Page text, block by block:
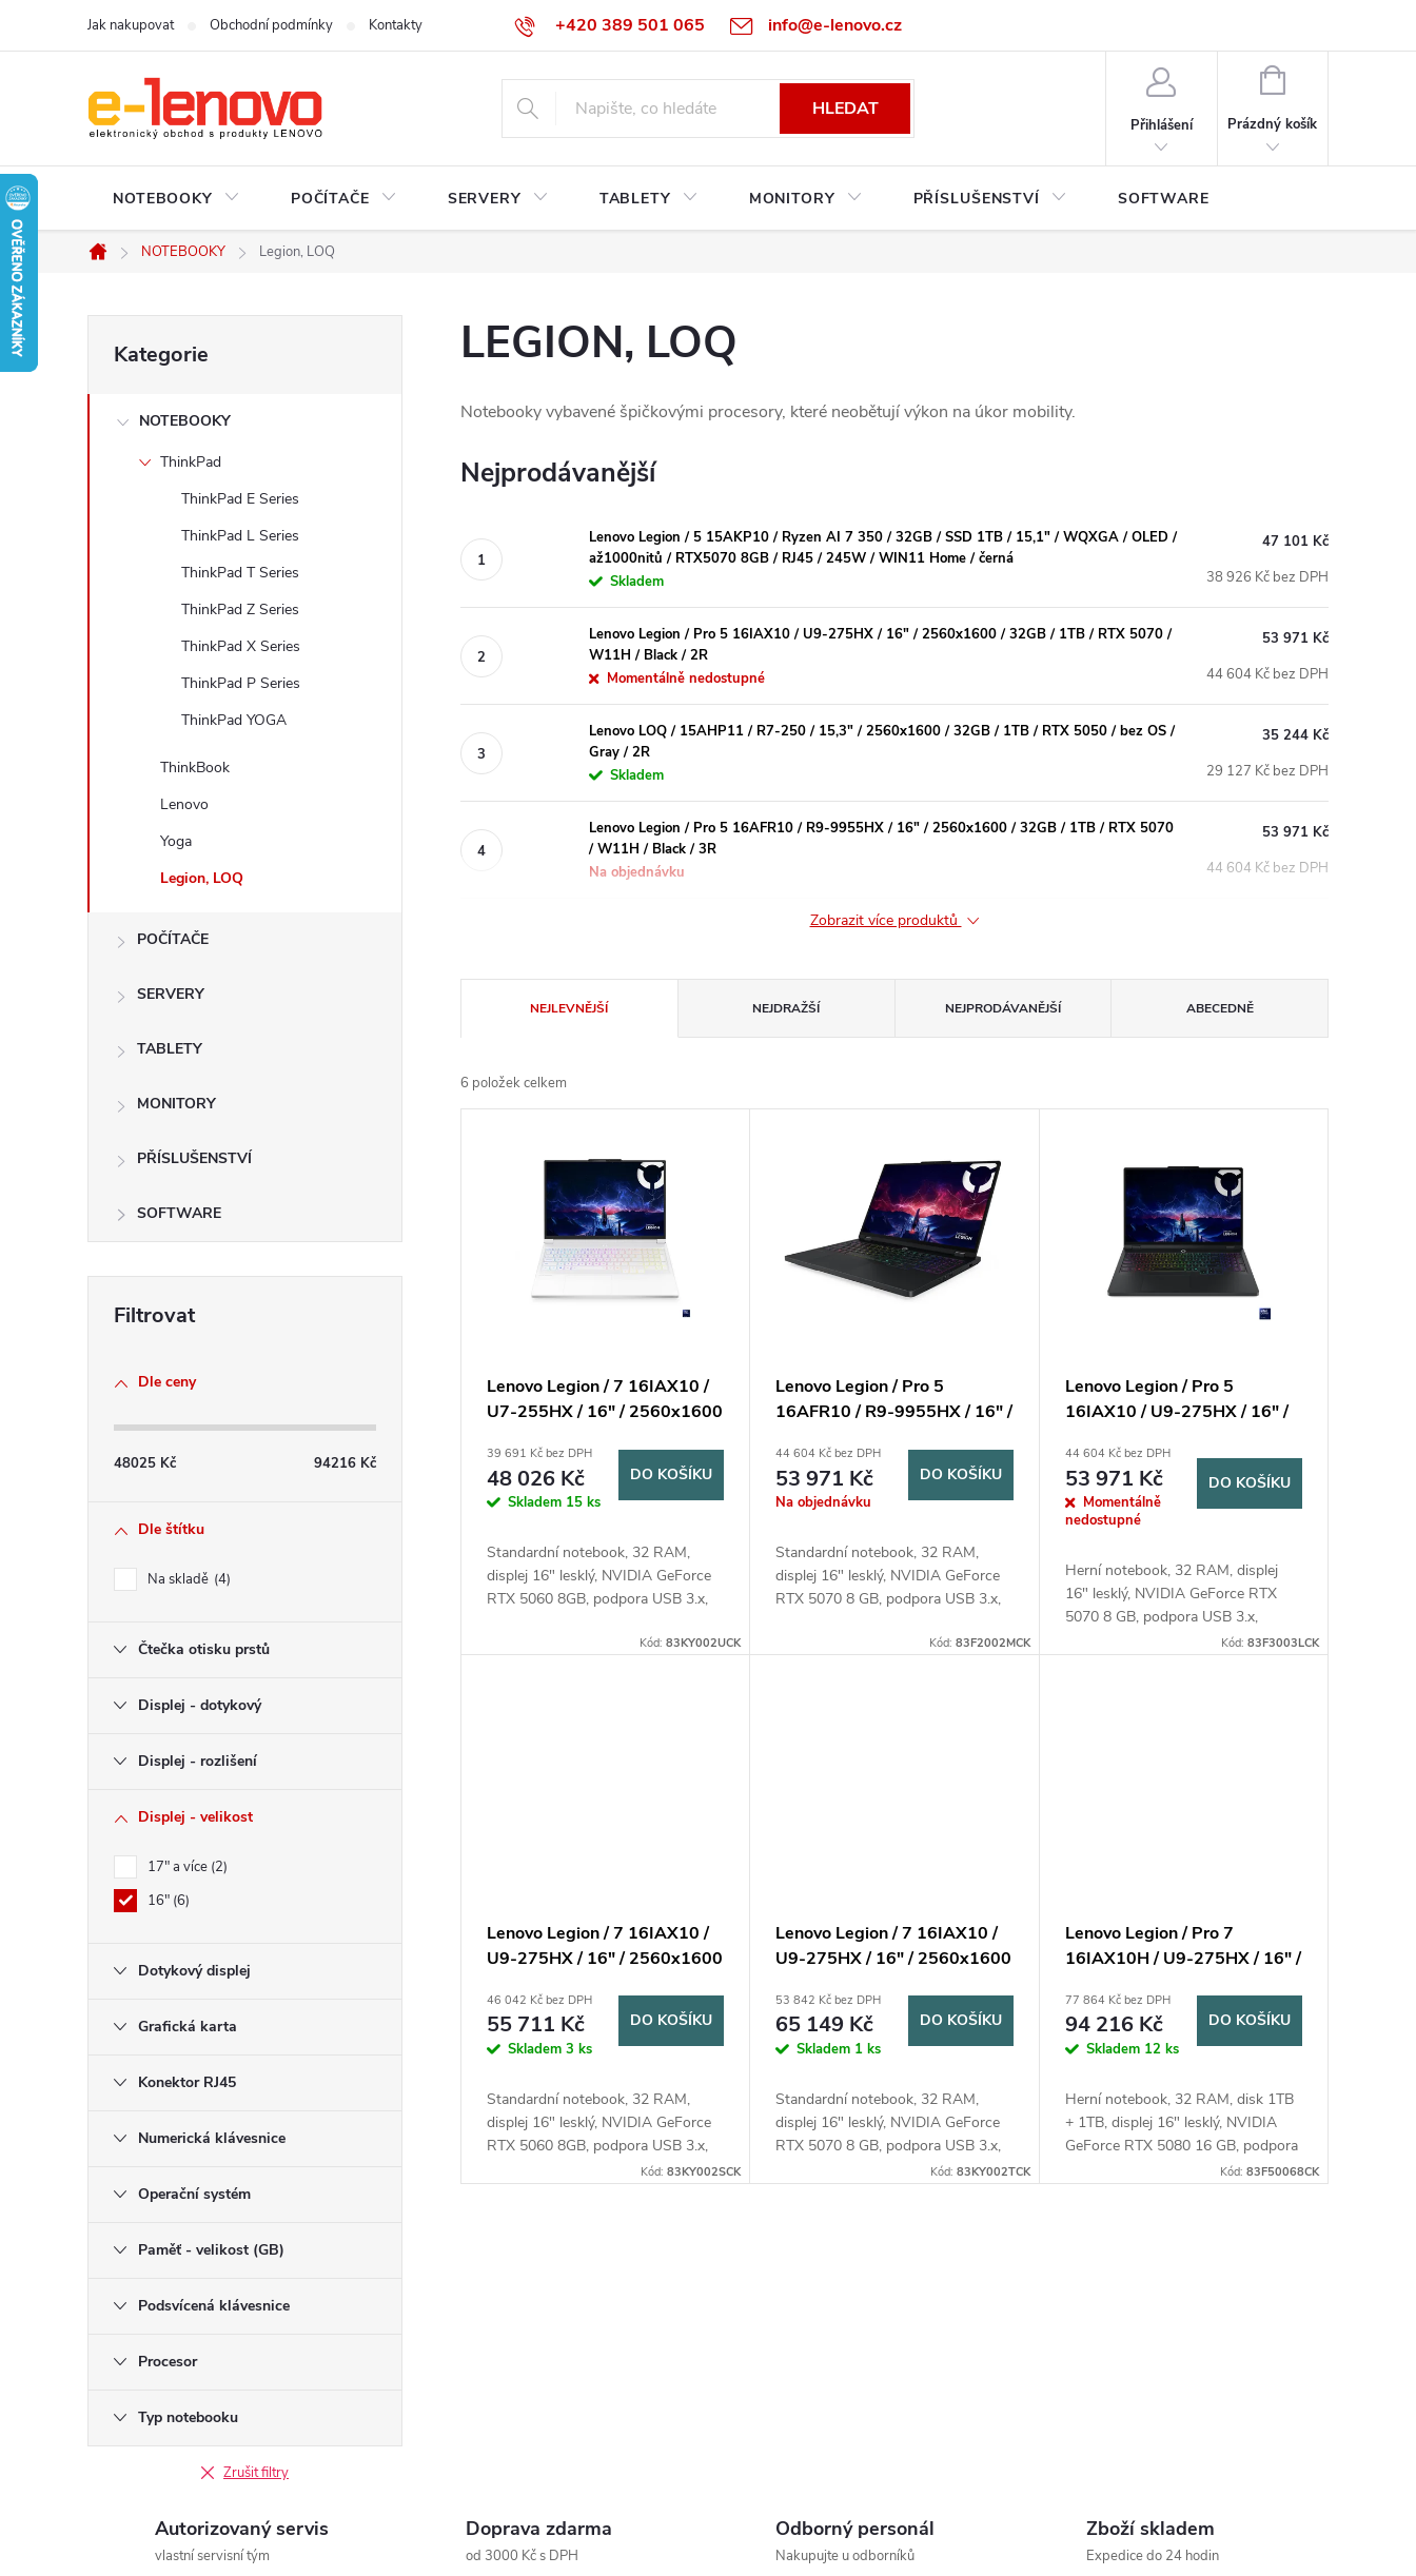
+420 389 501 065 info@e-lenovo.cz
Jak nakupovat Obchodní podmínky Kontakty
HLEDAT
Přihlášení
NÁKUPNÍ
Prázdný košík
NOTEBOOKY POČÍTAČE SERVERY TABLETY MONITORY PŘÍSLUŠENSTVÍ SOFTWARE
Domů
NOTEBOOKY Legion, LOQ
o
n
kategorie
Kategorie
NOTEBOOKY
ThinkPad
ThinkPad E Series
ThinkPad L Series
ThinkPad T Series
ThinkPad Z Series
ThinkPad X Series
ThinkPad P Series
ThinkPad YOGA
ThinkBook
Lenovo
Yoga
Legion, LOQ
POČÍTAČE
SERVERY
TABLETY
MONITORY
PŘÍSLUŠENSTVÍ
SOFTWARE
Dle ceny
48025 Kč 94216 Kč
Dle štítku
Na skladě 4
Čtečka otisku prstů
Displej - dotykový
Displej - rozlišení
Displej - velikost
17" a více 2
16" 6
Dotykový displej
Grafická karta
Konektor RJ45
Numerická klávesnice
Operační systém
Paměť - velikost (GB)
Podsvícená klávesnice
Procesor
Typ notebooku
Zrušit filtry
LEGION, LOQ
Notebooky vybavené špičkovými procesory, které neobětují výkon na úkor mobility.
Nejprodávanější
Lenovo Legion / 5 15AKP10 / Ryzen AI 7 350 / 32GB / SSD 1TB / 15,1" / WQXGA / OLED /
až1000nitů / RTX5070 8GB / RJ45 / 245W / WIN11 Home / černá
Skladem
47 101 Kč
38 926 Kč bez DPH
Lenovo Legion / Pro 5 16IAX10 / U9-275HX / 16" / 2560x1600 / 32GB / 1TB / RTX 5070 /
W11H / Black / 2R
Momentálně nedostupné
53 971 Kč
44 604 Kč bez DPH
Lenovo LOQ / 15AHP11 / R7-250 / 15,3" / 2560x1600 / 32GB / 1TB / RTX 5050 / bez OS /
Gray / 2R
Skladem
35 244 Kč
29 127 Kč bez DPH
Lenovo Legion / Pro 5 16AFR10 / R9-9955HX / 16" / 2560x1600 / 32GB / 1TB / RTX 5070
/ W11H / Black / 3R
Na objednávku
53 971 Kč
44 604 Kč bez DPH
Zobrazit více produktů
a
z
NEJLEVNĚJŠÍ NEJDRAŽŠÍ NEJPRODÁVANĚJŠÍ ABECEDNĚ
6 položek celkem
k
Lenovo Legion / 7 16IAX10 /
U7-255HX / 16" / 2560x1600
OS / White / 2R
39 691 Kč bez DPH
48 026 Kč
Skladem 15 ks
DO KOŠÍKU
Standardní notebook, 32 RAM,
displej 16" lesklý, NVIDIA GeForce
RTX 5060 8GB, podpora USB 3.x,
systém Windows 11 Home
Kód:83KY002UCK
Lenovo Legion / Pro 5
16AFR10 / R9-9955HX / 16" /
RTX 5070 / W11H / Black /
3R
44 604 Kč bez DPH
53 971 Kč
Na objednávku
DO KOŠÍKU
Standardní notebook, 32 RAM,
displej 16" lesklý, NVIDIA GeForce
RTX 5070 8 GB, podpora USB 3.x,
Kód: 83F2002MCK
Lenovo Legion / Pro 5
16IAX10 / U9-275HX / 16" /
RTX 5070 / W11H / Black /
2R
44 604 Kč bez DPH
53 971 Kč
Momentálně
nedostupné
DO KOŠÍKU
Herní notebook, 32 RAM, displej
16" lesklý, NVIDIA GeForce RTX
5070 8 GB, podpora USB 3.x,
bluetooth, operační systém
Kód: 83F3003LCK
Lenovo Legion / 7 16IAX10 /
U9-275HX / 16" / 2560x1600
W11H / White / 2R
46 042 Kč bez DPH
55 711 Kč
Skladem 3 ks
DO KOŠÍKU
Standardní notebook, 32 RAM,
displej 16" lesklý, NVIDIA GeForce
RTX 5060 8GB, podpora USB 3.x,
bluetooth, čtečka karet, operační
Kód:83KY002SCK
Lenovo Legion / 7 16IAX10 /
U9-275HX / 16" / 2560x1600
OS / White / 2R
53 842 Kč bez DPH
65 149 Kč
Skladem 1 ks
DO KOŠÍKU
Standardní notebook, 32 RAM,
displej 16" lesklý, NVIDIA GeForce
RTX 5070 8 GB, podpora USB 3.x,
bluetooth, čtečka karet, operační
Kód: 83KY002TCK
Lenovo Legion / Pro 7
16IAX10H / U9-275HX / 16" /
/ RTX 5080 / W11H / Black /
3R
77 864 Kč bez DPH
94 216 Kč
Skladem 12 ks
DO KOŠÍKU
Herní notebook, 32 RAM, disk 1TB
+ 1TB, displej 16" lesklý, NVIDIA
GeForce RTX 5080 16 GB, podpora
USB 3.x, bluetooth, Thunderbolt 3,
Kód: 83F50068CK
c
í
Autorizovaný servis
vlastní servisní tým
Doprava zdarma
od 3000 Kč s DPH
Odborný personál
Nakupujte u odborníků
Zboží skladem
Expedice do 24 hodin